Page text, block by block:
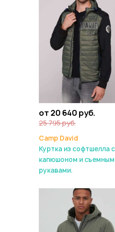
от 20 640 руб.
25 795 руб.
Camp David
Куртка из софтшелла с
капюшоном и
рукавами.